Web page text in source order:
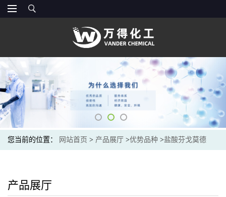
您当前的位置： 网站首页 > 产品展厅 >优势品种 >盐酸芬戈莫德
产品展厅